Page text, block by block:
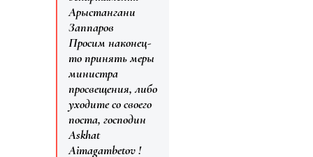
Арыстангани
Заппаров
Просим наконец-
то принять меры
министра
просвещения, либо
уходите со своего
поста, господин
Askhat
Aimagambetov !